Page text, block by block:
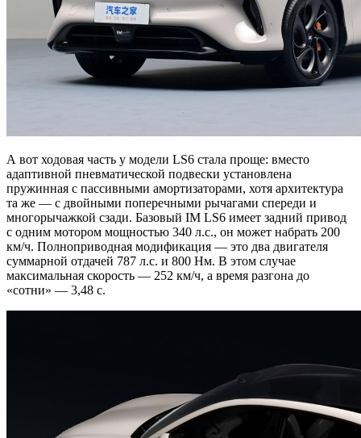
А вот ходовая часть у модели LS6 стала проще: вместо
адаптивной пневматической подвески установлена
пружинная с пассивными амортизаторами, хотя архитектура
та же — с двойными поперечными рычагами спереди и
многорычажкой сзади. Базовый IM LS6 имеет задний привод
с одним мотором мощностью 340 л.с., он может набрать 200
км/ч. Полноприводная модификация — это два двигателя
суммарной отдачей 787 л.с. и 800 Нм. В этом случае
максимальная скорость — 252 км/ч, а время разгона до
«сотни» — 3,48 с.